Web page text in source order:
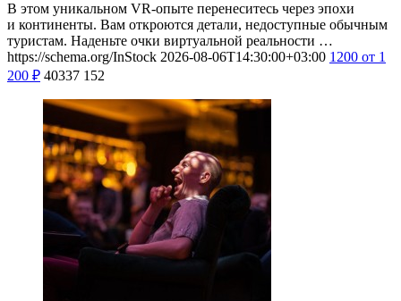
В этом уникальном VR-опыте перенеситесь через эпохи
и континенты. Вам откроются детали, недоступные обычным
туристам. Наденьте очки виртуальной реальности …
https://schema.org/InStock 2026-08-06T14:30:00+03:00 1200 от 1
200 ₽ 40337 152